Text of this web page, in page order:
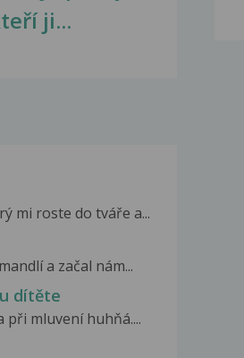
ji...
mi roste do tváře a...
a začal nám...
dítěte
při mluvení huhňá....